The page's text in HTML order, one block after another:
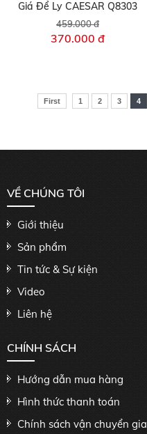
Giá Để Ly CAESAR Q8303
459.000 đ
370.000 đ
First 1 2 3 4
VỀ CHÚNG TÔI
Giới thiệu
Sản phẩm
Tin tức & Sự kiện
Video
Liên hệ
CHÍNH SÁCH
Hướng dẫn mua hàng
Hình thức thanh toán
Chính sách vận chuyển